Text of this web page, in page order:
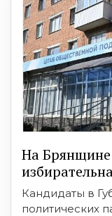
На Брянщине
Кандидаты в
политических